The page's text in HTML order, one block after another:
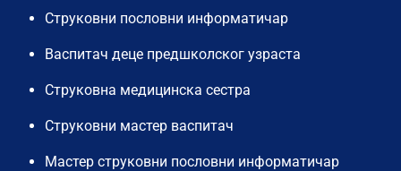
Струковни пословни информатичар
Васпитач деце предшколског узраста
Струковна медицинска сестра
Струковни мастер васпитач
Мастер струковни пословни информатичар